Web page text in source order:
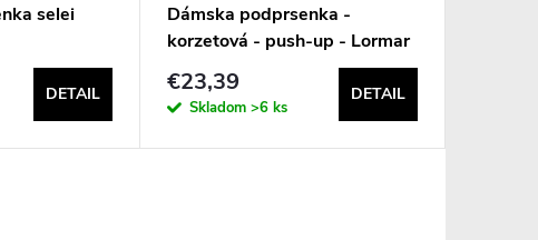
selei
DETAIL
Dámska podprsenka -
korzetová - push-up - Lormar
Double Extra Pizzo
€23,39
Skladom >6 ks
DETAIL